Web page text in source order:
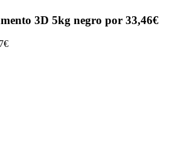
3D 5kg negro por 33,46€